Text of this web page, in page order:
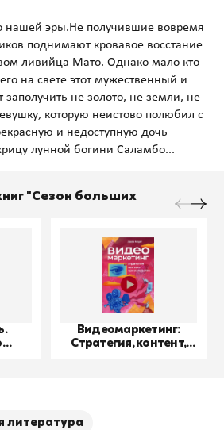
нашей эры.Не получившие вовремя
поднимают кровавое восстание
ливийца Мато. Однако мало кто
на свете этот мужественный и
заполучить не золото, не земли, не
которую неистово полюбил с
и недоступную дочь
"Сезон больших
Видеомаркетинг:
Стратегия, контент,
литература